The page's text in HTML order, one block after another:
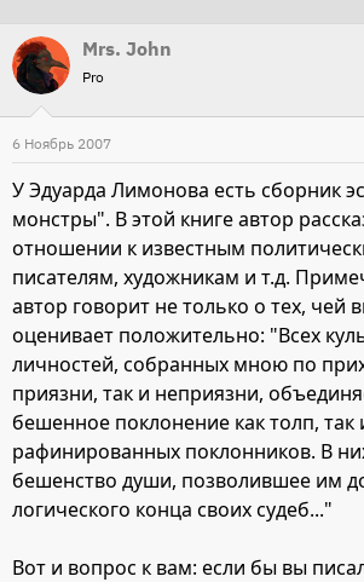
о
р
т
е
ы
а
а
л
а
Mrs. John
Pro
6 Ноябрь 2007
У Эдуарда Лимонова есть сборник
монстры". В этой книге автор
отношении к известным
писателям, художникам и т.д.
автор говорит не только о тех, чей
оценивает положительно: "Всех
личностей, собранных мною по
приязни, так и неприязни,
бешенное поклонение как толп, так
рафинированных поклонников. В
бешенство души, позволившее им
логического конца своих судеб..."
Вот и вопрос к вам: если бы вы